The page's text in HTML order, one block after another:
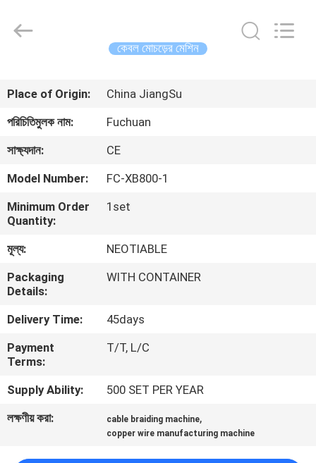
পণ্য
ভিআর
আমাদের
কারখানা
গুণমান
and
Mechanical
কেবল মোচড়ের মেশিন
Place of Origin:
China JiangSu
পরিচিতিমুলক নাম:
Fuchuan
সাক্ষ্যদান:
CE
Model Number:
FC-XB800-1
Minimum Order
Quantity:
1set
মূল্য:
NEOTIABLE
Packaging
Details:
WITH CONTAINER
Delivery Time:
45days
Payment
Terms:
T/T, L/C
Supply Ability:
500 SET PER YEAR
লক্ষণীয় করা:
cable braiding machine,
copper wire manufacturing machine